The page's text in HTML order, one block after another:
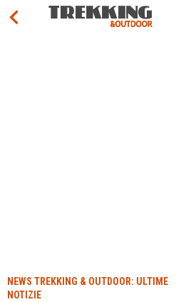
NEWS TREKKING & OUTDOOR: ULTIME
NOTIZIE